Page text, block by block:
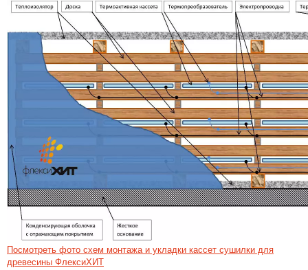
Посмотреть фото схем монтажа и укладки кассет сушилки для
древесины ФлексиХИТ